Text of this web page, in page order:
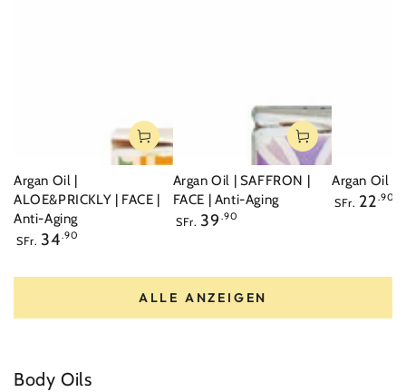
Argan Oil |
ALOE&PRICKLY | FACE |
Anti-Aging
Regulärer
SFr. 34.90
Argan Oil | SAFFRON |
FACE | Anti-Aging
Regulärer
SFr. 39 .90
Argan Oil |
Regulärer
SFr. 22.90
ALLE ANZEIGEN
Body Oils